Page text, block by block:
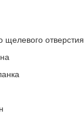
щелевого отверстия